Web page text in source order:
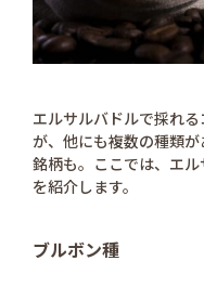
エルサルバドルで採れ
が、他にも複数の種類
銘柄も。ここでは、エ
を紹介します。
ブルボン種